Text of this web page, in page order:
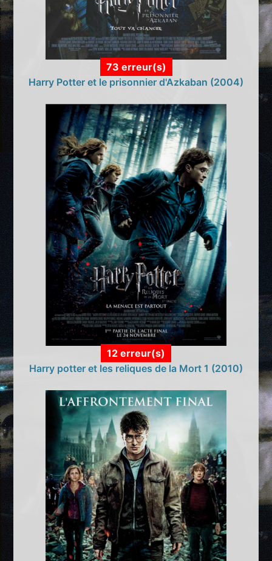
73 erreur(s)
Harry Potter et le prisonnier d'Azkaban (2004)
12 erreur(s)
Harry potter et les reliques de la Mort 1 (2010)